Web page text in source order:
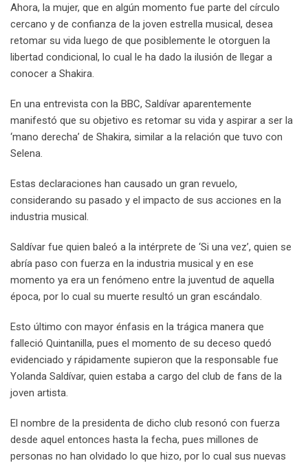
Ahora, la mujer, que en algún momento fue parte del círculo
cercano y de confianza de la joven estrella musical, desea
retomar su vida luego de que posiblemente le otorguen la
libertad condicional, lo cual le ha dado la ilusión de llegar a
conocer a Shakira.
En una entrevista con la BBC, Saldívar aparentemente
manifestó que su objetivo es retomar su vida y aspirar a ser la
‘mano derecha’ de Shakira, similar a la relación que tuvo con
Selena.
Estas declaraciones han causado un gran revuelo,
considerando su pasado y el impacto de sus acciones en la
industria musical.
Saldívar fue quien baleó a la intérprete de ‘Si una vez’, quien se
abría paso con fuerza en la industria musical y en ese
momento ya era un fenómeno entre la juventud de aquella
época, por lo cual su muerte resultó un gran escándalo.
Esto último con mayor énfasis en la trágica manera que
falleció Quintanilla, pues el momento de su deceso quedó
evidenciado y rápidamente supieron que la responsable fue
Yolanda Saldívar, quien estaba a cargo del club de fans de la
joven artista.
El nombre de la presidenta de dicho club resonó con fuerza
desde aquel entonces hasta la fecha, pues millones de
personas no han olvidado lo que hizo, por lo cual sus nuevas